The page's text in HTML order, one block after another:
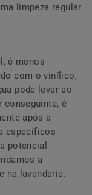
limpeza regular
é menos
com o vinílico,
pode levar ao
conseguinte, é
após a
específicos
potencial
a
na lavandaria.